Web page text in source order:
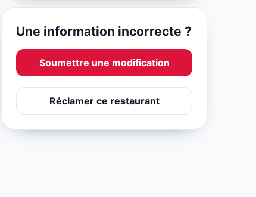
Une information incorrecte ?
Soumettre une modification
Réclamer ce restaurant